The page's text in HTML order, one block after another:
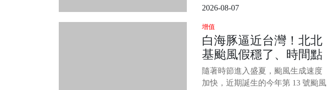
棒環境注入心力，並多次隨台灣隊
（4）日分享前幾日在桃園球場與王
建民見面的對話， 1/4 透露現年 46
歲的王建民其實早在 10 年前就已實
現財富自由，之所以決
2026-08-07
增值
白海豚逼近台灣！北北
基颱風假穩了、時間點
曝光，中南部難度很
高...
隨著時節進入盛夏，颱風生成速度
加快，近期誕生的今年第 13 號颱風